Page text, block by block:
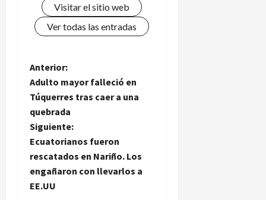
Visitar el sitio web
Ver todas las entradas
N
a
v
e
g
Anterior:
Adulto mayor falleció en
Túquerres tras caer a una
quebrada
Siguiente:
Ecuatorianos fueron
rescatados en Nariño. Los
engañaron con llevarlos a
EE.UU